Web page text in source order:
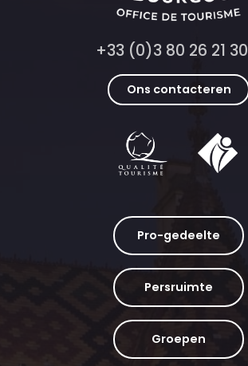
+33 (0)3 80 26 21 30
Ons contacteren
Pro-gedeelte
Persruimte
Groepen